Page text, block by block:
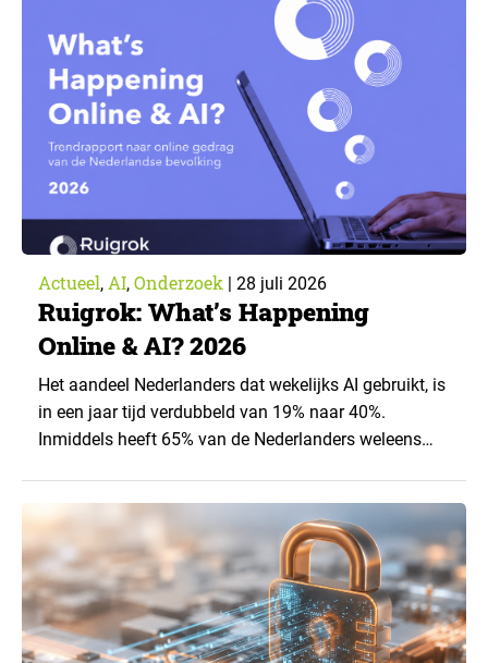
toepassingen, en waar trekken zij een grens? Dit
artikel is aangeleverd door kennispartner Miles
Research. ▼ De uitkomsten zijn…
Actueel, AI, Onderzoek | 28 juli 2026
Ruigrok: What’s Happening
Online & AI? 2026
Het aandeel Nederlanders dat wekelijks AI gebruikt, is
in een jaar tijd verdubbeld van 19% naar 40%.
Inmiddels heeft 65% van de Nederlanders weleens
van What’s Happening Online & AI? 2026, het
jaarlijkse trendrapport van Ruigrok onderzoek &
advies over…